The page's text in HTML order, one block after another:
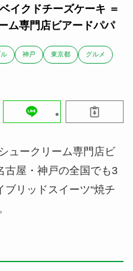
イクドチーズケーキ ＝
ム専門店ビアードパパ
神戸 東京都 グルメ
ュークリーム専門店ビ
古屋・神戸の全国でも3
リッドスイーツ“焼チ